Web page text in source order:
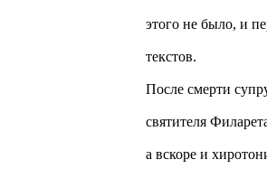
этого не было, и
текстов.
После смерти
святителя
а вскоре и